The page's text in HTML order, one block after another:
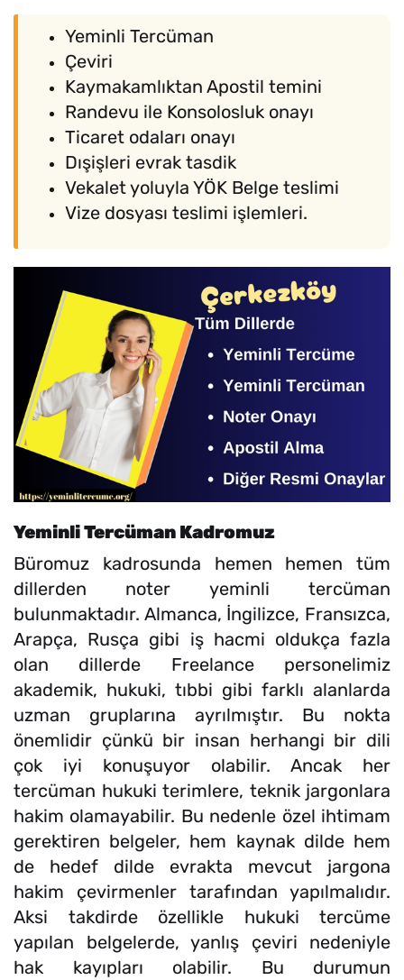
Yeminli Tercüman
Çeviri
Kaymakamlıktan Apostil temini
Randevu ile Konsolosluk onayı
Ticaret odaları onayı
Dışişleri evrak tasdik
Vekalet yoluyla YÖK Belge teslimi
Vize dosyası teslimi işlemleri.
Yeminli Tercüman Kadromuz
Büromuz kadrosunda hemen hemen tüm
dillerden noter yeminli tercüman
bulunmaktadır. Almanca, İngilizce, Fransızca,
Arapça, Rusça gibi iş hacmi oldukça fazla
olan dillerde Freelance personelimiz
akademik, hukuki, tıbbi gibi farklı alanlarda
uzman gruplarına ayrılmıştır. Bu nokta
önemlidir çünkü bir insan herhangi bir dili
çok iyi konuşuyor olabilir. Ancak her
tercüman hukuki terimlere, teknik jargonlara
hakim olamayabilir. Bu nedenle özel ihtimam
gerektiren belgeler, hem kaynak dilde hem
de hedef dilde evrakta mevcut jargona
hakim çevirmenler tarafından yapılmalıdır.
Aksi takdirde özellikle hukuki tercüme
yapılan belgelerde, yanlış çeviri nedeniyle
hak kayıpları olabilir. Bu durumun